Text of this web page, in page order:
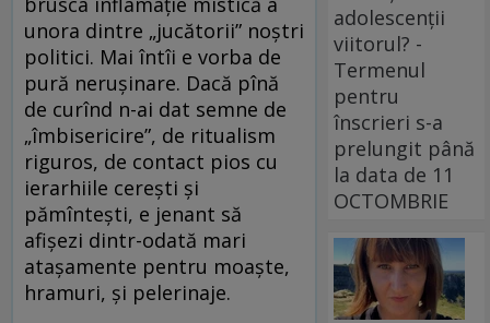
unora dintre „jucătorii” noştri
politici. Mai întîi e vorba de
pură neruşinare. Dacă pînă
de curînd n-ai dat semne de
„îmbisericire”, de ritualism
riguros, de contact pios cu
ierarhiile cereşti şi
pămînteşti, e jenant să
afişezi dintr-odată mari
ataşamente pentru moaşte,
hramuri, şi pelerinaje.
adolescenții
viitorul? -
Termenul
pentru
înscrieri s-a
prelungit până
la data de 11
OCTOMBRIE